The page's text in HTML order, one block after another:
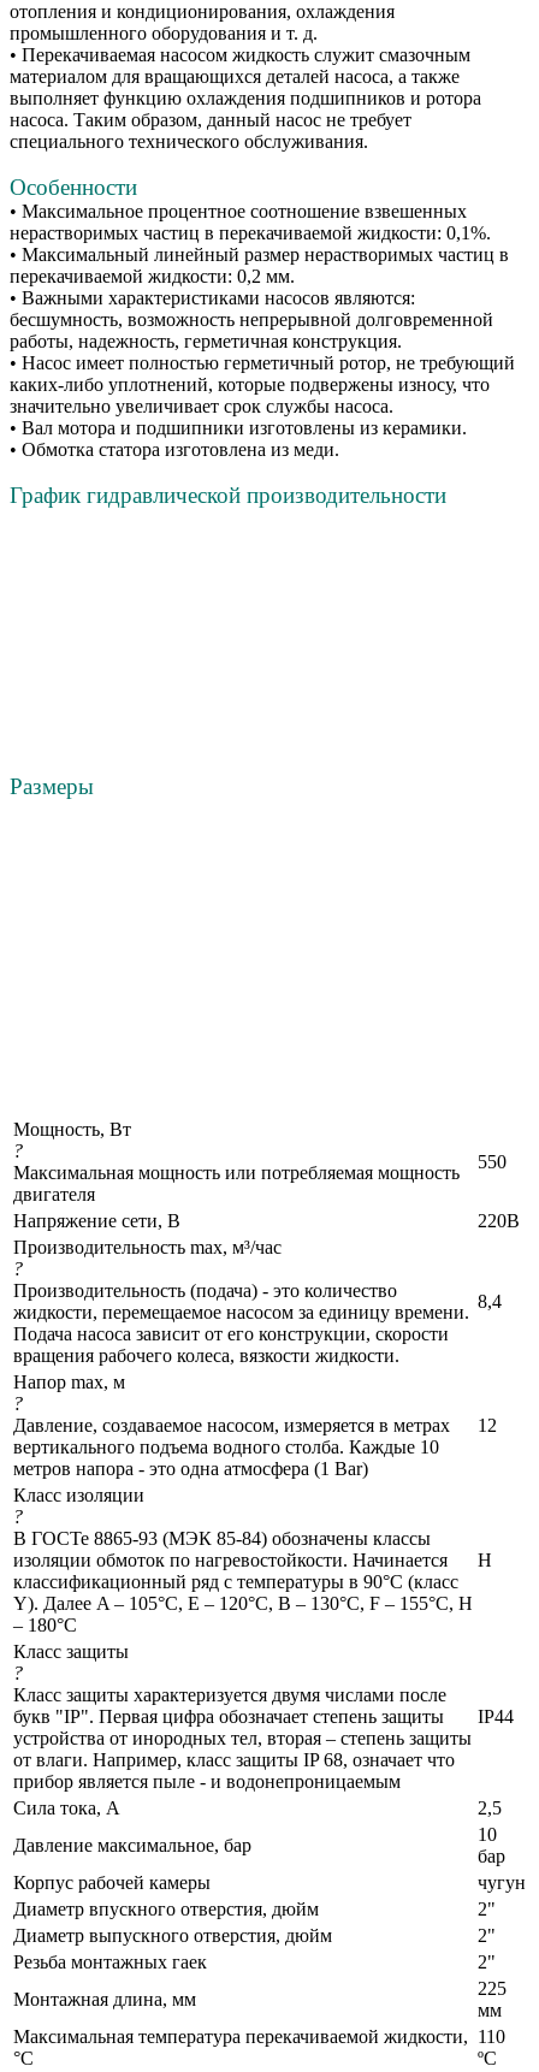
отопления и кондиционирования, охлаждения
промышленного оборудования и т. д.
• Перекачиваемая насосом жидкость служит смазочным
материалом для вращающихся деталей насоса, а также
выполняет функцию охлаждения подшипников и ротора
насоса. Таким образом, данный насос не требует
специального технического обслуживания.
Особенности
• Максимальное процентное соотношение взвешенных
нерастворимых частиц в перекачиваемой жидкости: 0,1%.
• Максимальный линейный размер нерастворимых частиц в
перекачиваемой жидкости: 0,2 мм.
• Важными характеристиками насосов являются:
бесшумность, возможность непрерывной долговременной
работы, надежность, герметичная конструкция.
• Насос имеет полностью герметичный ротор, не требующий
каких-либо уплотнений, которые подвержены износу, что
значительно увеличивает срок службы насоса.
• Вал мотора и подшипники изготовлены из керамики.
• Обмотка статора изготовлена из меди.
График гидравлической производительности
Размеры
Мощность, Вт
?
Максимальная мощность или потребляемая мощность
двигателя
550
Напряжение сети, В
220В
Производительность max, м³/час
?
Производительность (подача) - это количество
жидкости, перемещаемое насосом за единицу времени.
Подача насоса зависит от его конструкции, скорости
вращения рабочего колеса, вязкости жидкости.
8,4
Напор max, м
?
Давление, создаваемое насосом, измеряется в метрах
вертикального подъема водного столба. Каждые 10
метров напора - это одна атмосфера (1 Bar)
12
Класс изоляции
?
В ГОСТе 8865-93 (МЭК 85-84) обозначены классы
изоляции обмоток по нагревостойкости. Начинается
классификационный ряд с температуры в 90°C (класс
Y). Далее A – 105°C, Е – 120°C, В – 130°C, F – 155°C, Н
– 180°C
H
Класс защиты
?
Класс защиты характеризуется двумя числами после
букв "IP". Первая цифра обозначает степень защиты
устройства от инородных тел, вторая – степень защиты
от влаги. Например, класс защиты IP 68, означает что
прибор является пыле - и водонепроницаемым
IP44
Сила тока, А
2,5
Давление максимальное, бар
10
бар
Корпус рабочей камеры
чугун
Диаметр впускного отверстия, дюйм
2"
Диаметр выпускного отверстия, дюйм
2"
Резьба монтажных гаек
2"
Монтажная длина, мм
225
мм
Максимальная температура перекачиваемой жидкости,
°C
110
ºС